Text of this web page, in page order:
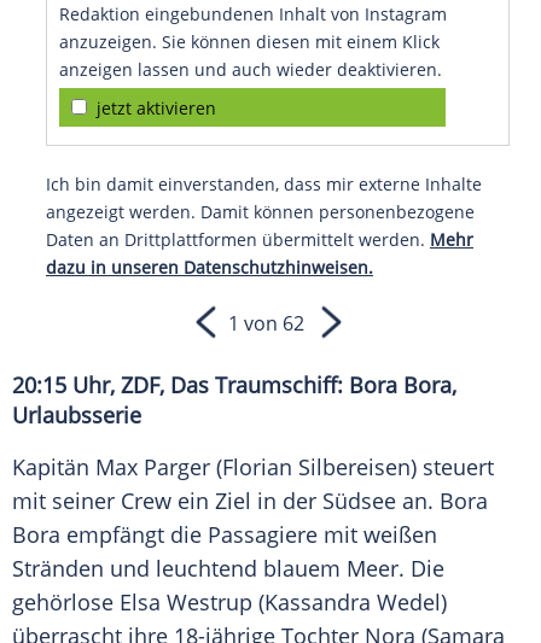
Redaktion eingebundenen Inhalt von Instagram
anzuzeigen. Sie können diesen mit einem Klick
anzeigen lassen und auch wieder deaktivieren.
jetzt aktivieren
Ich bin damit einverstanden, dass mir externe Inhalte
angezeigt werden. Damit können personenbezogene
Daten an Drittplattformen übermittelt werden. Mehr
dazu in unseren Datenschutzhinweisen.
1 von 62
20:15 Uhr, ZDF, Das Traumschiff: Bora Bora,
Urlaubsserie
Kapitän Max Parger (Florian Silbereisen) steuert
mit seiner Crew ein Ziel in der Südsee an. Bora
Bora empfängt die Passagiere mit weißen
Stränden und leuchtend blauem Meer. Die
gehörlose Elsa Westrup (Kassandra Wedel)
überrascht ihre 18-jährige Tochter Nora (Samara